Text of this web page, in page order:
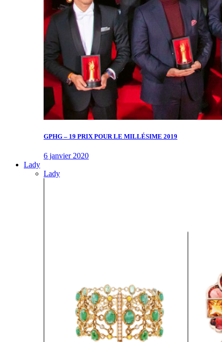
GPHG – 19 PRIX POUR LE MILLÉSIME 2019
6 janvier 2020
Lady
Lady